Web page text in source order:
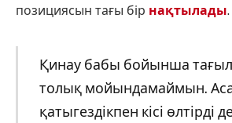
позициясын тағы бір нақтылады.
Қинау бабы бойынша
толық мойындамаймын.
қатыгездікпен кісі өлтірді